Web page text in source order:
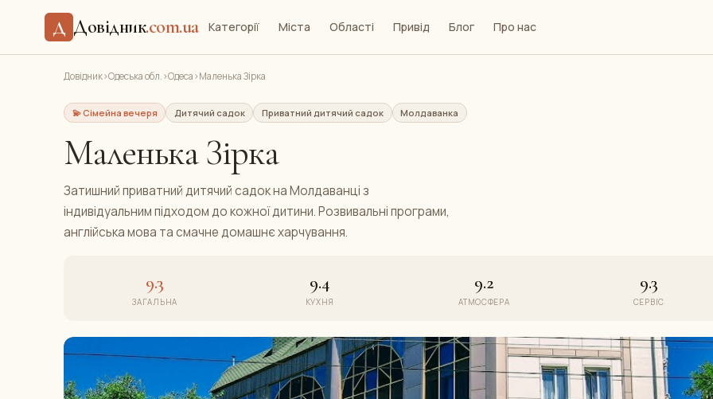
Д Довідник.com.ua Категорії Міста Області Привід Блог Про нас
Довідник›Одеська обл.›Одеса›Маленька Зірка
💫 Сімейна вечеря Дитячий садок Приватний дитячий садок Молдаванка
Маленька Зірка
Затишний приватний дитячий садок на Молдаванці з
індивідуальним підходом до кожної дитини. Розвивальні програми,
англійська мова та смачне домашнє харчування.
9.3
ЗАГАЛЬНА
9.4
КУХНЯ
9.2
АТМОСФЕРА
9.3
СЕРВІС